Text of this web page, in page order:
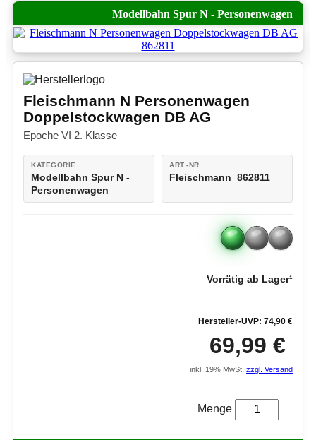
Modellbahn Spur N - Personenwagen
Fleischmann N Personenwagen
Doppelstockwagen DB AG
Epoche VI 2. Klasse
KATEGORIE
Modellbahn Spur N -
Personenwagen
ART.-NR.
Fleischmann_862811
Vorrätig ab Lager¹
Hersteller-UVP: 74,90 €
69,99 €
inkl. 19% MwSt, zzgl. Versand
Menge